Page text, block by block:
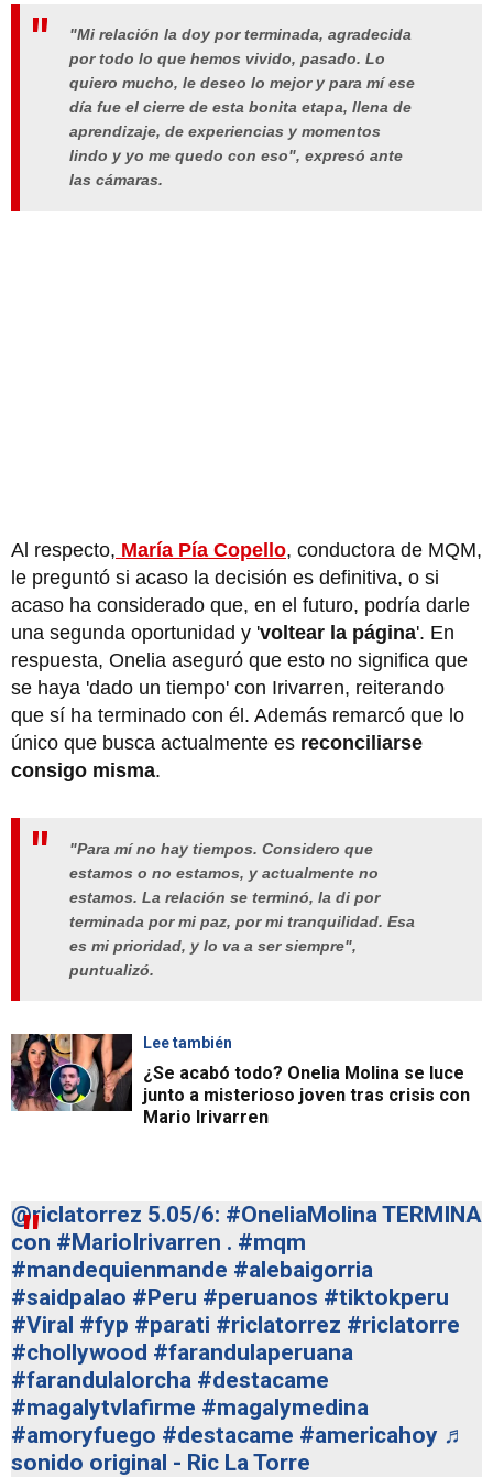
"Mi relación la doy por terminada, agradecida
por todo lo que hemos vivido, pasado. Lo
quiero mucho, le deseo lo mejor y para mí ese
día fue el cierre de esta bonita etapa, llena de
aprendizaje, de experiencias y momentos
lindo y yo me quedo con eso", expresó ante
las cámaras.
Al respecto, María Pía Copello, conductora de MQM,
le preguntó si acaso la decisión es definitiva, o si
acaso ha considerado que, en el futuro, podría darle
una segunda oportunidad y 'voltear la página'. En
respuesta, Onelia aseguró que esto no significa que
se haya 'dado un tiempo' con Irivarren, reiterando
que sí ha terminado con él. Además remarcó que lo
único que busca actualmente es reconciliarse
consigo misma.
"Para mí no hay tiempos. Considero que
estamos o no estamos, y actualmente no
estamos. La relación se terminó, la di por
terminada por mi paz, por mi tranquilidad. Esa
es mi prioridad, y lo va a ser siempre",
puntualizó.
Lee también
¿Se acabó todo? Onelia Molina se luce
junto a misterioso joven tras crisis con
Mario Irivarren
@riclatorrez 5.05/6: #OneliaMolinaTERMINA
con #MarioIrivarren . #mqm
#mandequienmande #alebaigorria
#saidpalao #Peru #peruanos #tiktokperu
#Viral #fyp #parati #riclatorrez #riclatorre
#chollywood #farandulaperuana
#farandulalorcha #destacame
#magalytvlafirme #magalymedina
#amoryfuego #destacame #americahoy ♬
sonido original - Ric La Torre